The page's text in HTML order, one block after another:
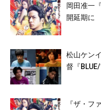
岡田准一
開延期に
松山ケン
督『
『ザ・フ